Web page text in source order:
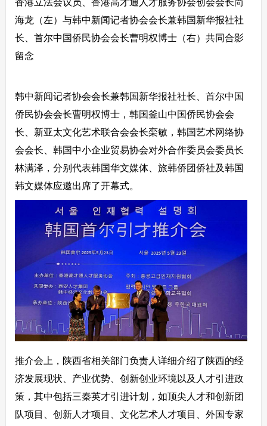
海龙（左）与韩中新闻记者协会会长兼韩国新华报社社
长、首尔中国侨民协会会长曹明权博士（右）共同合影
留念
韩中新闻记者协会会长兼韩国新华报社社长、首尔中国
侨民协会会长曹明权博士，韩国釜山中国侨民协会会
长、新亚太文化艺术联合会会长栾敏，韩国艺术网络协
会会长、韩国中小企业贸易协会对外合作委员会委员长
林满泽，分别代表韩国华文媒体、旅韩侨团侨社及韩国
韩文媒体应邀出席了开幕式。
推介会上，陕西省相关部门负责人详细介绍了陕西的经
济发展现状、产业优势、创新创业环境以及人才引进政
策，其中包括三秦英才引进计划，如顶尖人才和创新团
队项目、创新人才项目、文化艺术人才项目、外国专家